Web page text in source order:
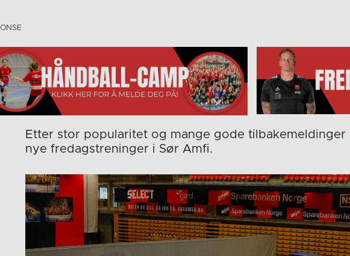
Etter stor popularitet og mange gode
nye fredagstreninger i Sør Amfi.